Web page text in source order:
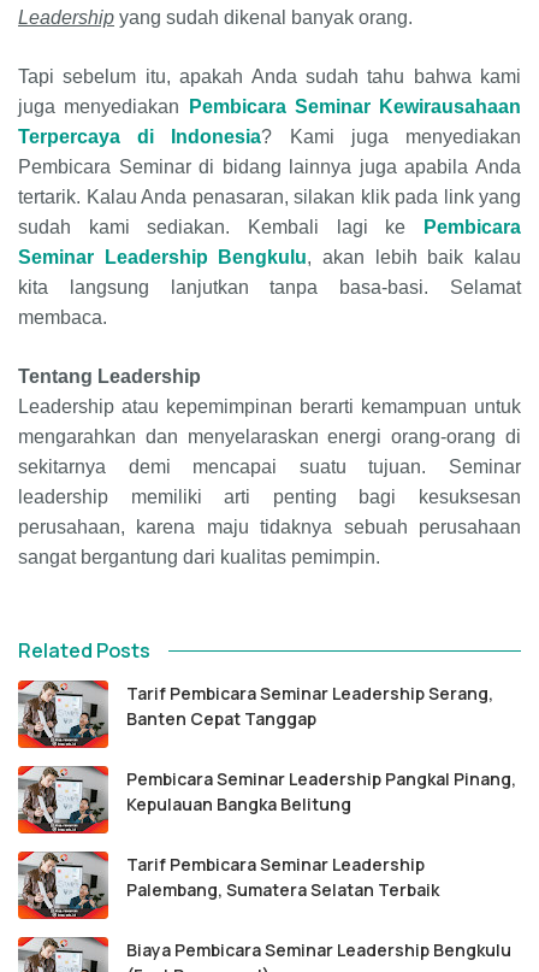
Leadership yang sudah dikenal banyak orang.
Tapi sebelum itu, apakah Anda sudah tahu bahwa kami
juga menyediakan
Pembicara Seminar Kewirausahaan
Terpercaya di Indonesia? Kami juga menyediakan
Pembicara Seminar di bidang lainnya juga apabila Anda
tertarik. Kalau Anda penasaran, silakan klik pada link yang
sudah kami sediakan. Kembali lagi ke
Pembicara
Seminar Leadership Bengkulu, akan lebih baik kalau
kita langsung lanjutkan tanpa basa-basi. Selamat
membaca.
Tentang Leadership
Leadership atau kepemimpinan berarti kemampuan untuk
mengarahkan dan menyelaraskan energi orang-orang di
sekitarnya demi mencapai suatu tujuan. Seminar
leadership memiliki arti penting bagi kesuksesan
perusahaan, karena maju tidaknya sebuah perusahaan
sangat bergantung dari kualitas pemimpin.
Related Posts
Tarif Pembicara Seminar Leadership Serang,
Banten Cepat Tanggap
Pembicara Seminar Leadership Pangkal Pinang,
Kepulauan Bangka Belitung
Tarif Pembicara Seminar Leadership
Palembang, Sumatera Selatan Terbaik
Biaya Pembicara Seminar Leadership Bengkulu